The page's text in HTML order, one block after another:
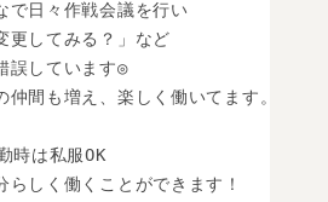
で日々作戦会議を行い
更してみる？」など
誤しています◎
間も増え、楽しく働いてます。
時は私服OK
しく働くことができます！